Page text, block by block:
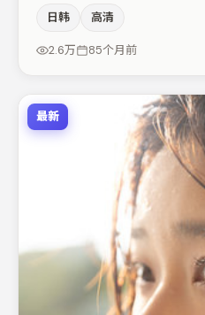
阵容包括金高银、胡歌、王景
合喜欢抠台词与伏笔的观众。
日韩 高清
2.6万 85个月前
最新